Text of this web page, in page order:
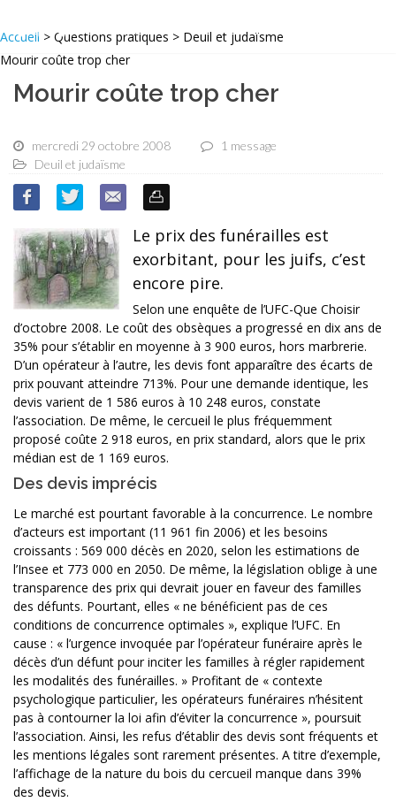
Accueil > Questions pratiques > Deuil et judaïsme
Mourir coûte trop cher
Mourir coûte trop cher
mercredi 29 octobre 2008
1 message
Deuil et judaïsme
Le prix des funérailles est
exorbitant, pour les juifs, c’est
encore pire.
Selon une enquête de l’UFC-Que Choisir
d’octobre 2008. Le coût des obsèques a progressé en dix ans de
35% pour s’établir en moyenne à 3 900 euros, hors marbrerie.
D’un opérateur à l’autre, les devis font apparaître des écarts de
prix pouvant atteindre 713%. Pour une demande identique, les
devis varient de 1 586 euros à 10 248 euros, constate
l’association. De même, le cercueil le plus fréquemment
proposé coûte 2 918 euros, en prix standard, alors que le prix
médian est de 1 169 euros.
Des devis imprécis
Le marché est pourtant favorable à la concurrence. Le nombre
d’acteurs est important (11 961 fin 2006) et les besoins
croissants : 569 000 décès en 2020, selon les estimations de
l’Insee et 773 000 en 2050. De même, la législation oblige à une
transparence des prix qui devrait jouer en faveur des familles
des défunts. Pourtant, elles « ne bénéficient pas de ces
conditions de concurrence optimales », explique l’UFC. En
cause : « l’urgence invoquée par l’opérateur funéraire après le
décès d’un défunt pour inciter les familles à régler rapidement
les modalités des funérailles. » Profitant de « contexte
psychologique particulier, les opérateurs funéraires n’hésitent
pas à contourner la loi afin d’éviter la concurrence », poursuit
l’association. Ainsi, les refus d’établir des devis sont fréquents et
les mentions légales sont rarement présentes. A titre d’exemple,
l’affichage de la nature du bois du cercueil manque dans 39%
des devis.